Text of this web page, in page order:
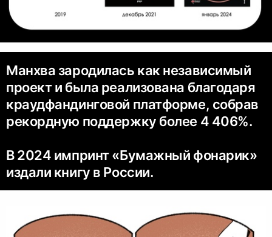
Манхва зародилась как независимый
проект и была реализована благодаря
краудфандинговой платформе, собрав
рекордную поддержку более 4 406%.
В 2024 импринт «Бумажный фонарик»
издали книгу в России.